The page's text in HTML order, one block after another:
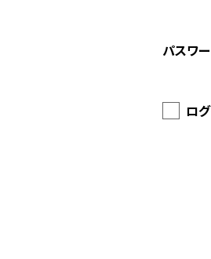
パスワ
ロ